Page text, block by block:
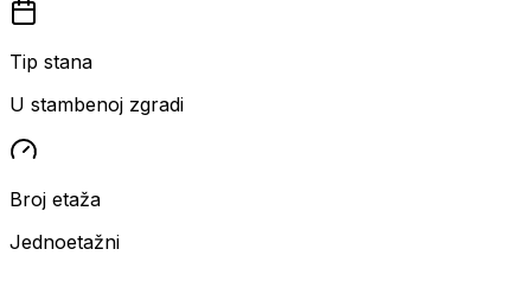
Tip stana
U stambenoj zgradi
Broj etaža
Jednoetažni